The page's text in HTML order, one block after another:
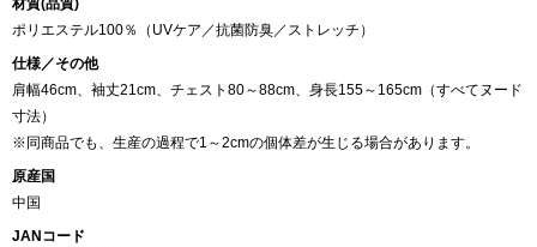
材質(品質)
ポリエステル100％（UVケア／抗菌防臭／ストレッチ）
仕様／その他
肩幅46cm、袖丈21cm、チェスト80～88cm、身長155～165cm（すべてヌード
寸法）
※同商品でも、生産の過程で1～2cmの個体差が生じる場合があります。
原産国
中国
JANコード